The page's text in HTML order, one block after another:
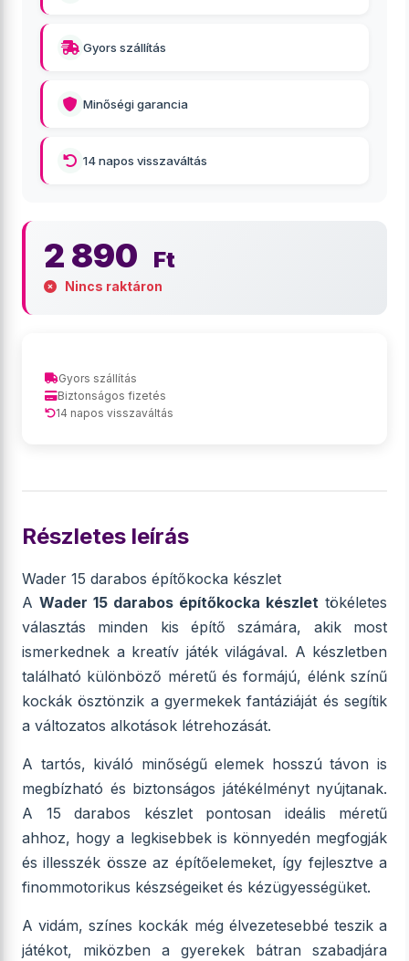
Gyors szállítás
Minőségi garancia
14 napos visszaváltás
2 890 Ft
Nincs raktáron
Gyors szállítás
Biztonságos fizetés
14 napos visszaváltás
Részletes leírás
Wader 15 darabos építőkocka készlet
A Wader 15 darabos építőkocka készlet tökéletes
választás minden kis építő számára, akik most
ismerkednek a kreatív játék világával. A készletben
található különböző méretű és formájú, élénk színű
kockák ösztönzik a gyermekek fantáziáját és segítik
a változatos alkotások létrehozását.
A tartós, kiváló minőségű elemek hosszú távon is
megbízható és biztonságos játékélményt nyújtanak.
A 15 darabos készlet pontosan ideális méretű
ahhoz, hogy a legkisebbek is könnyedén megfogják
és illesszék össze az építőelemeket, így fejlesztve a
finommotorikus készségeiket és kézügyességüket.
A vidám, színes kockák még élvezetesebbé teszik a
játékot, miközben a gyerekek bátran szabadjára